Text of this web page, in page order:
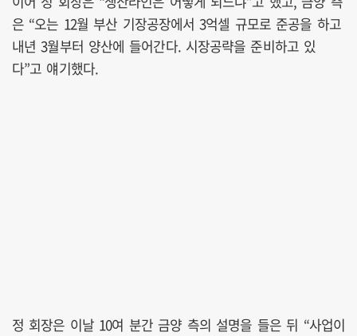
은 “오는 12월 부산 기장공장에서 3억셀 규모로 준공을 하고
내년 3월부터 양산에 들어간다. 시장공략을 준비하고 있
다”고 얘기했다.
정 회장은 이날 10여 분간 금양 측의 설명을 들은 뒤 “사업이